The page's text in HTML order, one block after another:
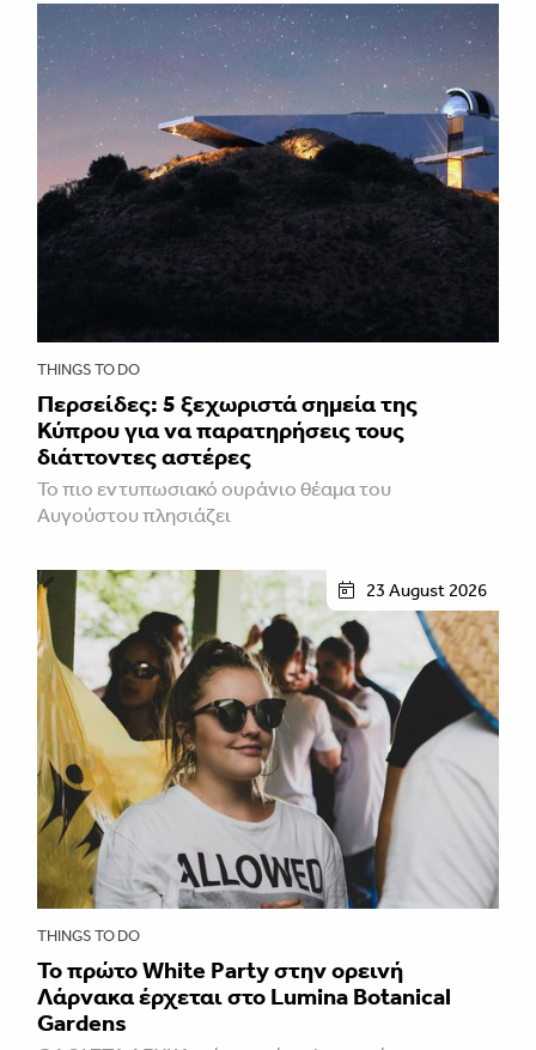
THINGS TO DO
Περσείδες: 5 ξεχωριστά σημεία της
Κύπρου για να παρατηρήσεις τους
διάττοντες αστέρες
Το πιο εντυπωσιακό ουράνιο θέαμα του
Αυγούστου πλησιάζει
23 August 2026
THINGS TO DO
Το πρώτο White Party στην ορεινή
Λάρνακα έρχεται στο Lumina Botanical
Gardens